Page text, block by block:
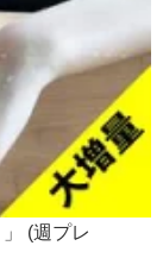
(週プレ